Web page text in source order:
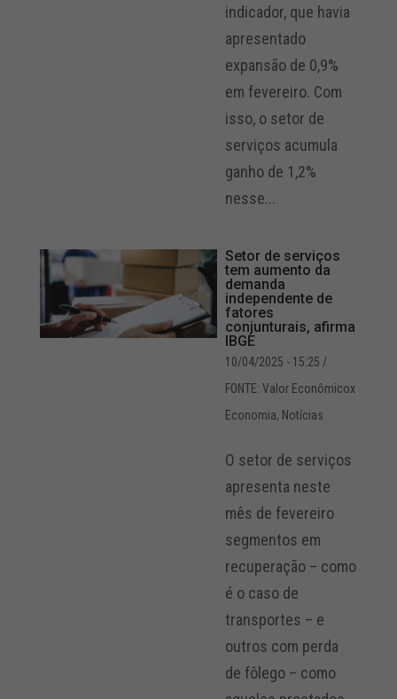
indicador, que havia
apresentado
expansão de 0,9%
em fevereiro. Com
isso, o setor de
serviços acumula
ganho de 1,2%
nesse...
Setor de serviços
tem aumento da
demanda
independente de
fatores
conjunturais, afirma
IBGE
10/04/2025 - 15:25 /
FONTE: Valor Econômicox
Economia, Notícias
O setor de serviços
apresenta neste
mês de fevereiro
segmentos em
recuperação – como
é o caso de
transportes – e
outros com perda
de fôlego – como